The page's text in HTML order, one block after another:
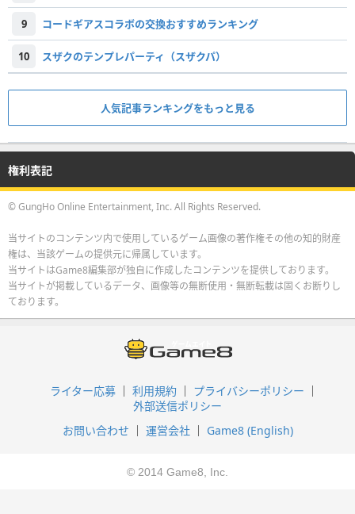
9 コードギアスコラボの交換おすすめランキング
10 スザクのテンプレパーティ（スザクパ）
人気記事ランキングをもっと見る
権利表記
© GungHo Online Entertainment, Inc. All Rights Reserved.
当サイトのコンテンツ内で使用しているゲーム画像の著作権その他の知的財産
権は、当該ゲームの提供元に帰属しています。
当サイトはGame8編集部が独自に作成したコンテンツを提供しております。
当サイトが掲載しているデータ、画像等の無断使用・無断転載は固くお断りし
ております。
ライター応募 利用規約
プライバシーポリシー
外部送信ポリシー
お問い合わせ
運営会社 Game8 (English)
© 2014 Game8, Inc.